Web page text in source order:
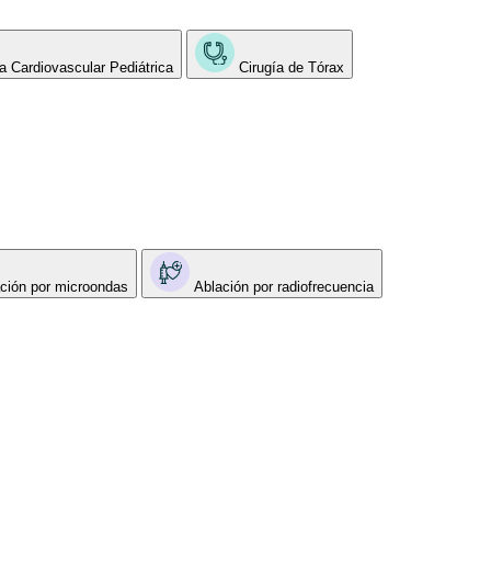
Cardiovascular Pediátrica Cirugía de Tórax
por microondas Ablación por radiofrecuencia